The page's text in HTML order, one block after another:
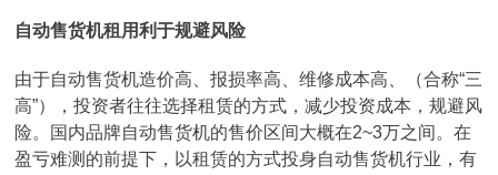
自动售货机租用利于规避风险
由于自动售货机造价高、报损率高、维修成本高、（合称“三
高”），投资者往往选择租赁的方式，减少投资成本，规避风
险。国内品牌自动售货机的售价区间大概在2~3万之间。在
盈亏难测的前提下，以租赁的方式投身自动售货机行业，有